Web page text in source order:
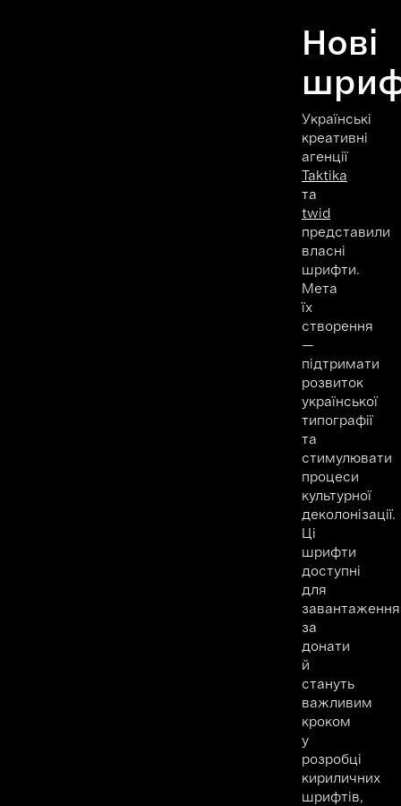
Нові
Українські
креативні
агенції
Taktika
та
twid
представили
власні
шрифти.
Мета
їх
створення
—
підтримати
розвиток
української
типографії
та
стимулювати
процеси
культурної
деколонізації.
Ці
шрифти
доступні
для
завантаження
за
донати
й
стануть
важливим
кроком
у
розробці
кириличних
шрифтів,